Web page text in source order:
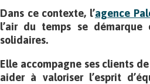
Dans ce contexte, l’agence
l’air du temps se
solidaires.
Elle accompagne ses clients
aider à valoriser l’esprit